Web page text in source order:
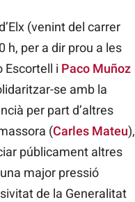
(venint del carrer
h, per a dir prou a les
Escortell i Paco Muñoz
se amb la
per part d’altres
(Carles Mateu),
públicament altres
major pressió
de la Generalitat